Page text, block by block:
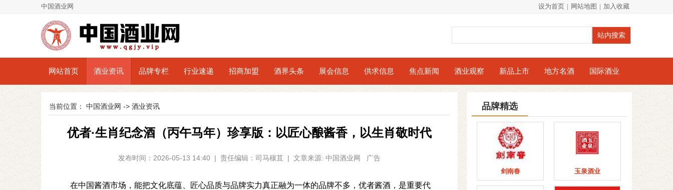
中国酒业网 设为首页 | 网站地图 | 加入收藏
网站首页 酒业资讯 品牌专栏 行业速递 招商加盟 酒界头条 展会信息 供求信息 焦点新闻 酒业观察 新品上市 地方名酒 国际酒业
当前位置： 中国酒业网 -> 酒业资讯
优者·生肖纪念酒（丙午马年）珍享版：以匠心酿酱香，以生肖敬时代
发布时间：2026-05-13 14:40 | 责任编辑：司马穰苴 | 文章来源: 中国酒业网 广告
在中国酱酒市场，能把文化底蕴、匠心品质与品牌实力真正融为一体的品牌不多，优者酱酒，是重要代
品牌精选
剑南春 玉泉酒业